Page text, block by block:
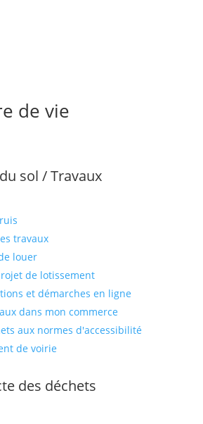
de vie
sol / Travaux
travaux
louer
de lotissement
et démarches en ligne
dans mon commerce
aux normes d'accessibilité
de voirie
des déchets